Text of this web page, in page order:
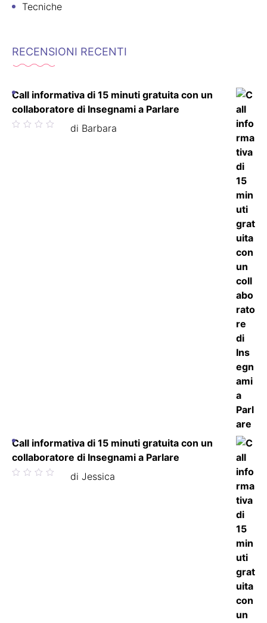
Tecniche
RECENSIONI RECENTI
Call informativa di 15 minuti gratuita con un
collaboratore di Insegnami a Parlare
Valutato di Barbara
Call informativa di 15 minuti gratuita con un
collaboratore di Insegnami a Parlare
Valutato di Jessica